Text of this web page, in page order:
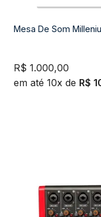
Mesa De Som
R$ 1.000,00
em até 10x de R$